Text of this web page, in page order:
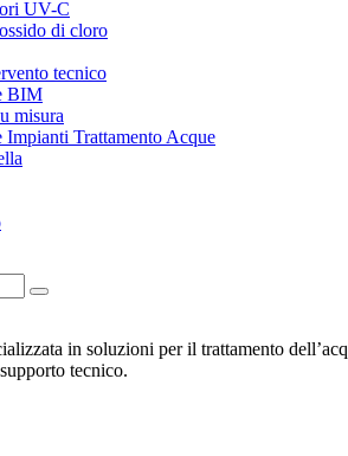
UV-C
di cloro
tecnico
BIM
misura
Impianti Trattamento Acque
in soluzioni per il trattamento
tecnico.